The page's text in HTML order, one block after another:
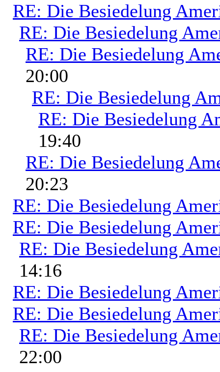
RE: Die Besiedelung
RE: Die Besiedelung
RE: Die Besiedelung
20:00
RE: Die Besiedelung
RE: Die Besiedelung
19:40
RE: Die Besiedelung
20:23
RE: Die Besiedelung
RE: Die Besiedelung
RE: Die Besiedelung
14:16
RE: Die Besiedelung
RE: Die Besiedelung
RE: Die Besiedelung
22:00